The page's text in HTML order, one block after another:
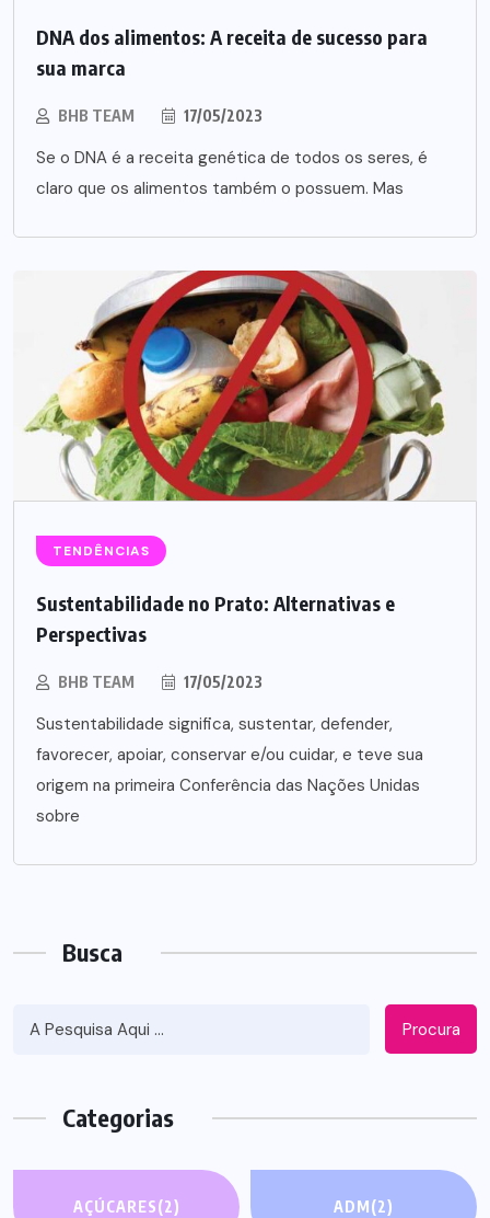
DNA dos alimentos: A receita de sucesso para
sua marca
BHB TEAM 17/05/2023
Se o DNA é a receita genética de todos os seres, é
claro que os alimentos também o possuem. Mas
TENDÊNCIAS
Sustentabilidade no Prato: Alternativas e
Perspectivas
BHB TEAM 17/05/2023
Sustentabilidade significa, sustentar, defender,
favorecer, apoiar, conservar e/ou cuidar, e teve sua
origem na primeira Conferência das Nações Unidas
sobre
Busca
Procura
Categorias
AÇÚCARES(2) ADM(2)